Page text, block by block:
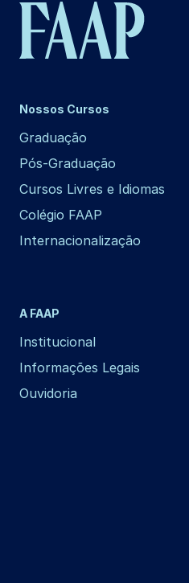
Nossos Cursos
Graduação
Pós-Graduação
Cursos Livres e Idiomas
Colégio FAAP
Internacionalização
A FAAP
Institucional
Informações Legais
Ouvidoria